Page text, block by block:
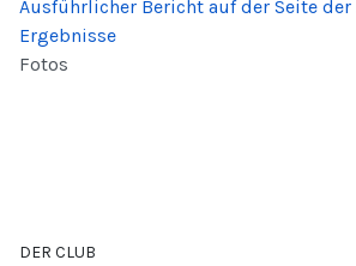
Ausführlicher Bericht auf der Seite der
Ergebnisse
Fotos
DER CLUB